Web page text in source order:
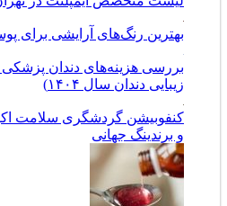
بهترین رنگ‌های آرایشی برای
بررسی هزینه‌های دندان
زیبایی دندان سال ۱۴۰۴)
کنفوبیشن گردشگری سلامت
و برندینگ جهانی